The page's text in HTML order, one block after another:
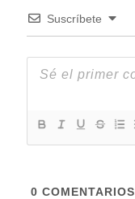
Suscríbete
0 COMENTARIOS